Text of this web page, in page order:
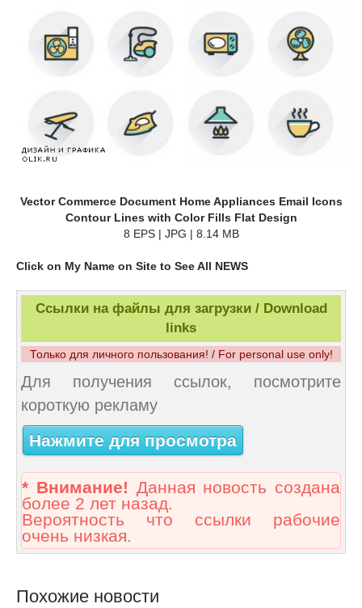
Vector Commerce Document Home Appliances Email Icons
Contour Lines with Color Fills Flat Design
8 EPS | JPG | 8.14 MB
Click on My Name on Site to See All NEWS
Ссылки на файлы для загрузки / Download
links
Только для личного пользования! / For personal use only!
Для получения ссылок, посмотрите
короткую рекламу
Нажмите для просмотра
* Внимание! Данная новость создана
более 2 лет назад.
Вероятность что ссылки рабочие
очень низкая.
Похожие новости